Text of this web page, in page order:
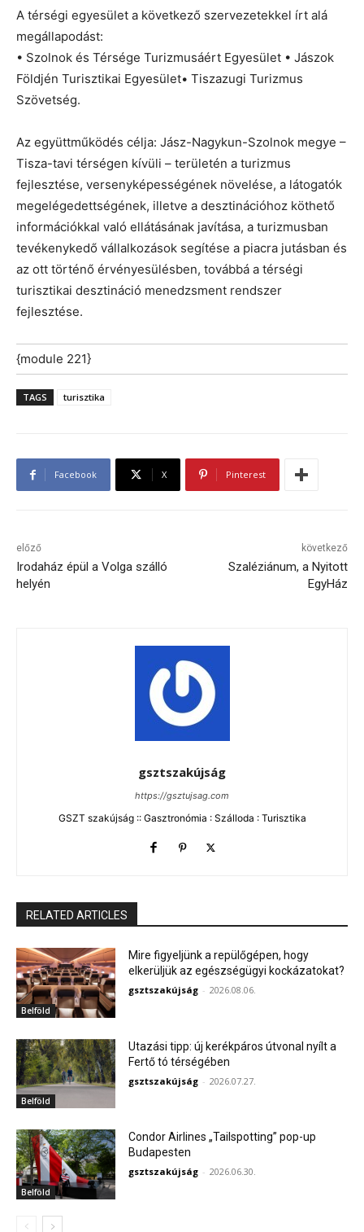
A térségi egyesület a következő szervezetekkel írt alá
megállapodást:
• Szolnok és Térsége Turizmusáért Egyesület • Jászok
Földjén Turisztikai Egyesület• Tiszazugi Turizmus
Szövetség.
Az együttműködés célja: Jász-Nagykun-Szolnok megye –
Tisza-tavi térségen kívüli – területén a turizmus
fejlesztése, versenyképességének növelése, a látogatók
megelégedettségének, illetve a desztinációhoz köthető
információkkal való ellátásának javítása, a turizmusban
tevékenykedő vállalkozások segítése a piacra jutásban és
az ott történő érvényesülésben, továbbá a térségi
turisztikai desztináció menedzsment rendszer
fejlesztése.
{module 221}
TAGS turisztika
Facebook X Pinterest
előző
Irodaház épül a Volga szálló
helyén
következő
Szaléziánum, a Nyitott
EgyHáz
gsztszakújság
https://gsztujsag.com
GSZT szakújság :: Gasztronómia : Szálloda : Turisztika
RELATED ARTICLES
Belföld
Mire figyeljünk a repülőgépen, hogy
elkerüljük az egészségügyi kockázatokat?
gsztszakújság - 2026.08.06.
Belföld
Utazási tipp: új kerékpáros útvonal nyílt a
Fertő tó térségében
gsztszakújság - 2026.07.27.
Belföld
Condor Airlines „Tailspotting” pop-up
Budapesten
gsztszakújság - 2026.06.30.